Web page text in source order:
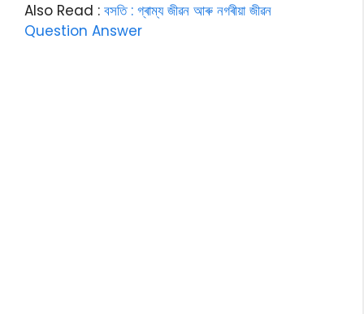
Also Read : বসতি : গ্ৰাম্য জীৱন আৰু নগৰীয়া জীৱন
Question Answer